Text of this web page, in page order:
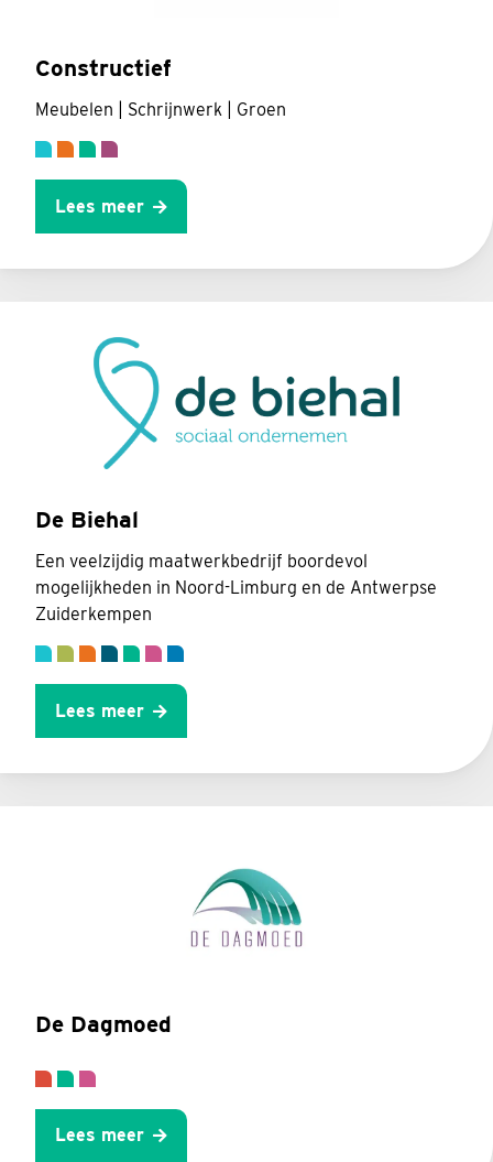
Constructief
Meubelen | Schrijnwerk | Groen
Lees meer
De Biehal
Een veelzijdig maatwerkbedrijf boordevol
mogelijkheden in Noord-Limburg en de Antwerpse
Zuiderkempen
Lees meer
De Dagmoed
Lees meer